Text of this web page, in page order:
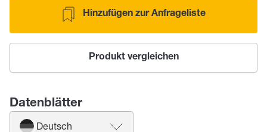
Hinzufügen zur Anfrageliste
Produkt vergleichen
Datenblätter
Deutsch